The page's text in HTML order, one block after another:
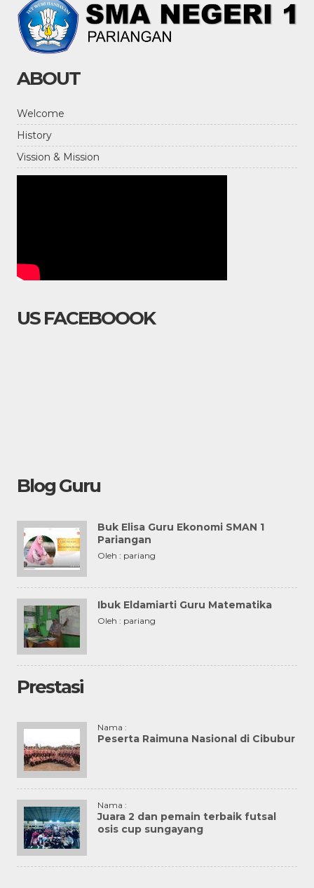
ABOUT
Welcome
History
Vission & Mission
US FACEBOOOK
Blog Guru
Buk Elisa Guru Ekonomi SMAN 1
Pariangan
Oleh : pariang
Ibuk Eldamiarti Guru Matematika
Oleh : pariang
Prestasi
Nama :
Peserta Raimuna Nasional di Cibubur
Nama :
Juara 2 dan pemain terbaik futsal
osis cup sungayang